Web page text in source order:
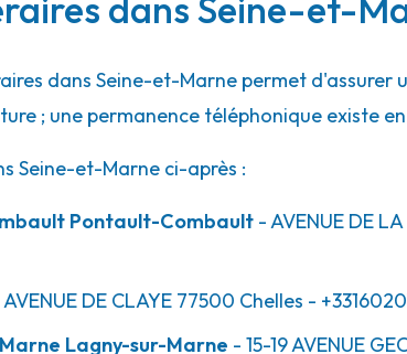
dans Seine-et-Marne permet d'assurer
; une permanence téléphonique existe
Seine-et-Marne ci-après :
Pontault-Combault - AVENUE DE
AVENUE DE CLAYE 77500 Chelles -
Lagny-sur-Marne - 15-19 AVENUE